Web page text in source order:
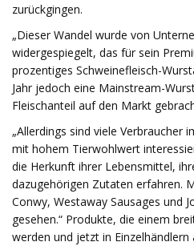
zurückgingen.
„Dieser Wandel wurde von
widergespiegelt, das für sein
prozentiges Schweinefleisch-
Jahr jedoch eine Mainstream-
Fleischanteil auf den Markt
„Allerdings sind viele Verbraucher
mit hohem Tierwohlwert
die Herkunft ihrer Lebensmittel,
dazugehörigen Zutaten erfahren.
Conwy, Westaway Sausages und
gesehen.“ Produkte, die einem
werden und jetzt in